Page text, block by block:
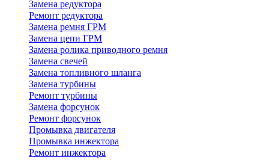
Замена редуктора
Ремонт редуктора
Замена ремня ГРМ
Замена цепи ГРМ
Замена ролика приводного ремня
Замена свечей
Замена топливного шланга
Замена турбины
Ремонт турбины
Замена форсунок
Ремонт форсунок
Промывка двигателя
Промывка инжектора
Ремонт инжектора